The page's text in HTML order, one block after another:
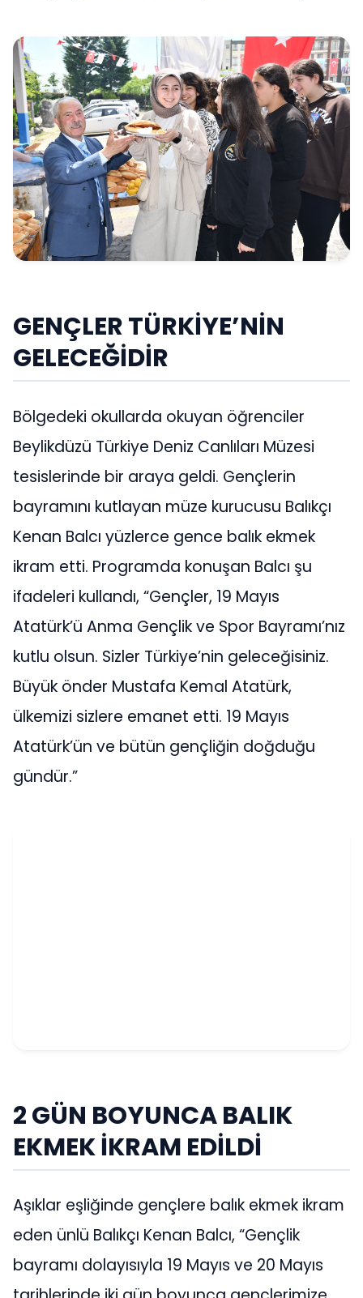
GENÇLER TÜRKİYE’NİN
GELECEĞİDİR
Bölgedeki okullarda okuyan öğrenciler
Beylikdüzü Türkiye Deniz Canlıları Müzesi
tesislerinde bir araya geldi. Gençlerin
bayramını kutlayan müze kurucusu Balıkçı
Kenan Balcı yüzlerce gence balık ekmek
ikram etti. Programda konuşan Balcı şu
ifadeleri kullandı, “Gençler, 19 Mayıs
Atatürk’ü Anma Gençlik ve Spor Bayramı’nız
kutlu olsun. Sizler Türkiye’nin geleceğisiniz.
Büyük önder Mustafa Kemal Atatürk,
ülkemizi sizlere emanet etti. 19 Mayıs
Atatürk’ün ve bütün gençliğin doğduğu
gündür.”
2 GÜN BOYUNCA BALIK
EKMEK İKRAM EDİLDİ
Aşıklar eşliğinde gençlere balık ekmek ikram
eden ünlü Balıkçı Kenan Balcı, “Gençlik
bayramı dolayısıyla 19 Mayıs ve 20 Mayıs